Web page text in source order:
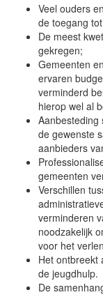
Veel ouders
de toegang
De meest
gekregen;
Gemeenten
ervaren
verminderd
hierop wel al
Aanbesteding
de gewenste
aanbieders
gemeenten
Verschillen
verminderen
noodzakelijk
voor het
Het ontbreekt
de jeugdhulp.
De